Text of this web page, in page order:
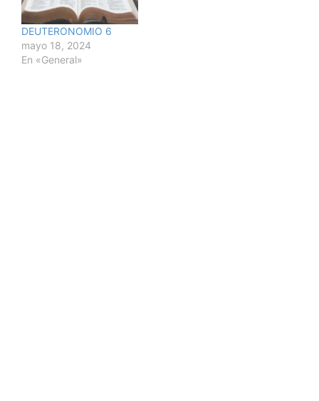
DEUTERONOMIO 6
mayo 18, 2024
En «General»